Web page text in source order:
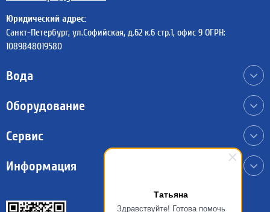
Татьяна
Здравствуйте! Готова помочь
Юридический адрес:
Санкт-Петербург, ул.Софийская, д.62 к.6 стр.1, офис 9 ОГРН:
1089848019580
Вода
Оборудование
Сервис
Информация